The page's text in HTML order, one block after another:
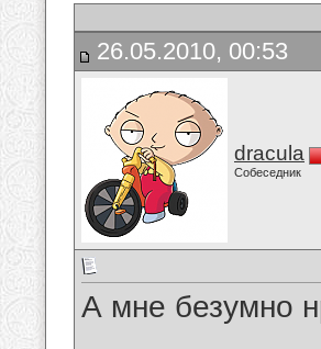
26.05.2010, 00:53
dracula
Собеседник
А мне безумно